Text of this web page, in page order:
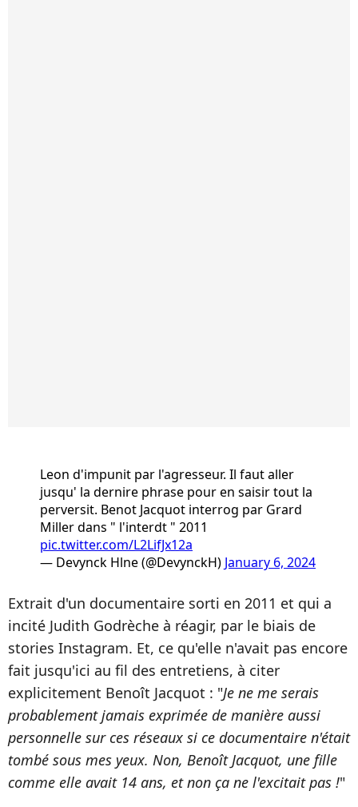
Leon d'impunit par l'agresseur. Il faut aller
jusqu' la dernire phrase pour en saisir tout la
perversit. Benot Jacquot interrog par Grard
Miller dans " l'interdt " 2011
pic.twitter.com/L2LifJx12a
— Devynck Hlne (@DevynckH) January 6, 2024
Extrait d'un documentaire sorti en 2011 et qui a
incité Judith Godrèche à réagir, par le biais de
stories Instagram. Et, ce qu'elle n'avait pas encore
fait jusqu'ici au fil des entretiens, à citer
explicitement Benoît Jacquot : "Je ne me serais
probablement jamais exprimée de manière aussi
personnelle sur ces réseaux si ce documentaire n'était
tombé sous mes yeux. Non, Benoît Jacquot, une fille
comme elle avait 14 ans, et non ça ne l'excitait pas !"